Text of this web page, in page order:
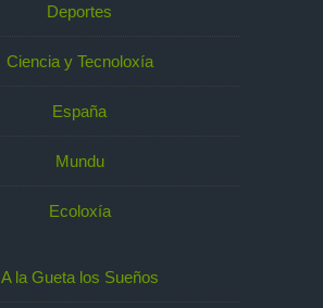
Deportes
Ciencia y Tecnoloxía
España
Mundu
Ecoloxía
A la Gueta los Sueños